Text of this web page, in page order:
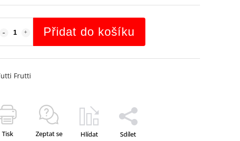
Přidat do košíku
Frutti
Tisk Zeptat se Hlídat Sdílet